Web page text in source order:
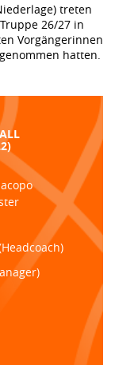
treten
26/27 in
Vorgängerinnen
hatten.